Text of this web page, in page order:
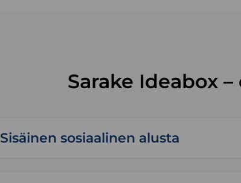
Sarake Ideabox
Sisäinen sosiaalinen alusta